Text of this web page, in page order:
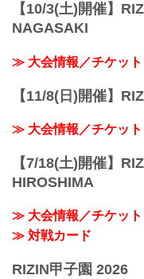
【10/3(土)開催】
NAGASAKI
≫ 大会情報／チケット
【11/8(日)開催】
≫ 大会情報／チケット
【7/18(土)開催】
HIROSHIMA
≫ 大会情報／チケット
≫ 対戦カード
RIZIN甲子園 2026